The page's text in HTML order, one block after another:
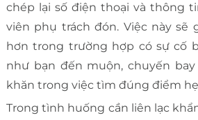
chép lại số điện thoại và thông
viên phụ trách đón. Việc này sẽ
hơn trong trường hợp có sự cố
như bạn đến muộn, chuyến
khăn trong việc tìm đúng điểm
Trong tình huống cần liên lạc